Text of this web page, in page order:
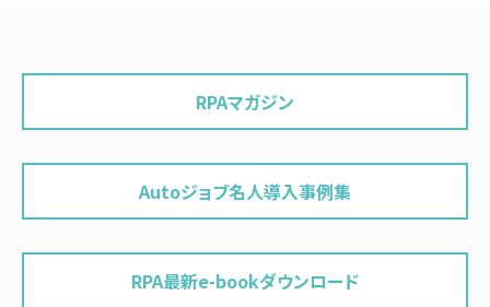
RPAマガジン
Autoジョブ名人導入事例集
RPA最新e-bookダウンロード